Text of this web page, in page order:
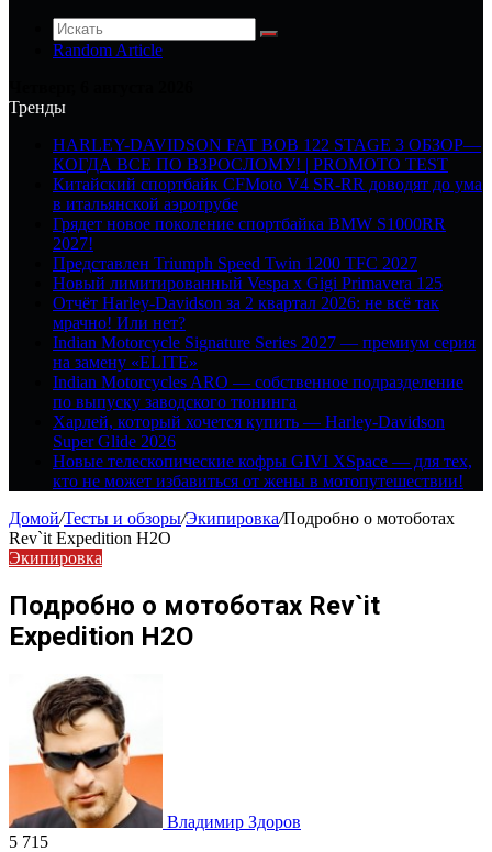
Random Article
Тренды
HARLEY-DAVIDSON FAT BOB 122 STAGE 3 ОБЗОР—
КОГДА ВСЕ ПО ВЗРОСЛОМУ! | PROMOTO TEST
Китайский спортбайк CFMoto V4 SR-RR доводят до ума
в итальянской аэротрубе
Грядет новое поколение спортбайка BMW S1000RR
2027!
Представлен Triumph Speed Twin 1200 TFC 2027
Новый лимитированный Vespa x Gigi Primavera 125
Отчёт Harley-Davidson за 2 квартал 2026: не всё так
мрачно! Или нет?
Indian Motorcycle Signature Series 2027 — премиум серия
на замену «ELITE»
Indian Motorcycles ARO — собственное подразделение
по выпуску заводского тюнинга
Харлей, который хочется купить — Harley-Davidson
Super Glide 2026
Новые телескопические кофры GIVI XSpace — для тех,
кто не может избавиться от жены в мотопутешествии!
Домой/Тесты и обзоры/Экипировка/Подробно о мотоботах
Rev`it Expedition H2O
Экипировка
Подробно о мотоботах Rev`it
Expedition H2O
Владимир Здоров
5 715